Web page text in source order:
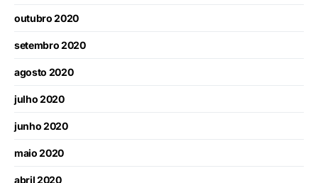
outubro 2020
setembro 2020
agosto 2020
julho 2020
junho 2020
maio 2020
abril 2020